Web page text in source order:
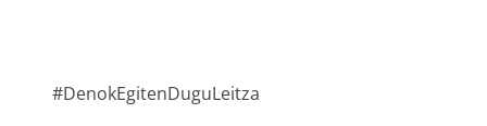
#DenokEgitenDuguLeitza